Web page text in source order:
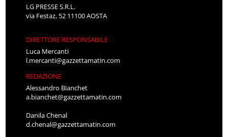
LG PRESSE S.R.L.
via Festaz, 52 11100 AOSTA
DIRETTORE RESPONSABILE
Luca Mercanti
l.mercanti@gazzettamatin.com
REDAZIONE
Alessandro Bianchet
a.bianchet@gazzettamatin.com
Danila Chenal
d.chenal@gazzettamatin.com